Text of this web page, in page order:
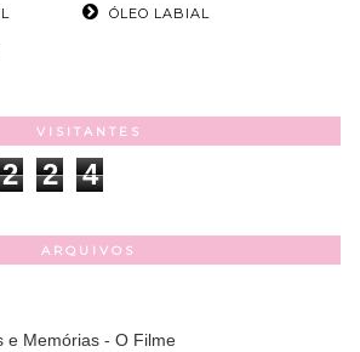
ÓLEO LABIAL
VISITANTES
2 2 4
ARQUIVOS
e Memórias - O Filme